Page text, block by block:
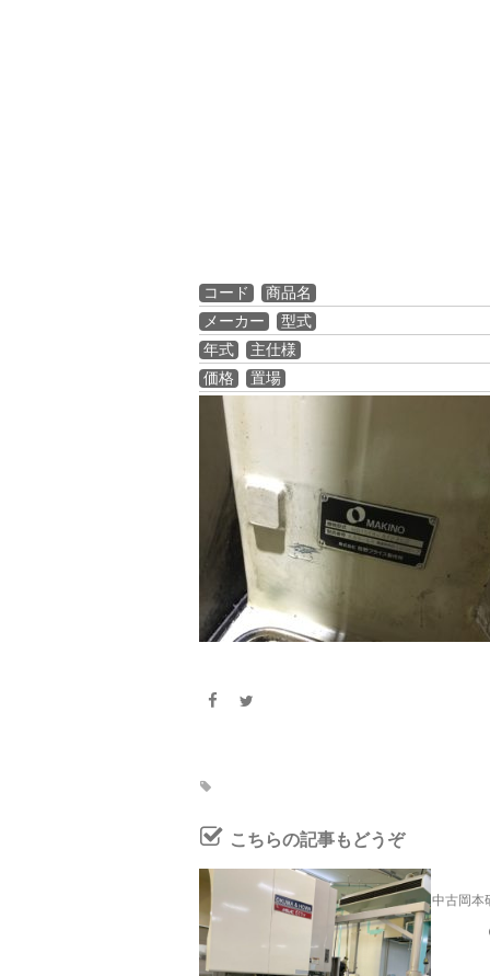
コード
商品名
メーカー
型式
年式
主仕様
価格
置場
こちらの記事もどうぞ
中古岡本